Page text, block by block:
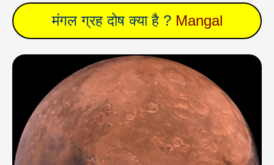
मंगलग्रह दोष क्या है ? Mangal